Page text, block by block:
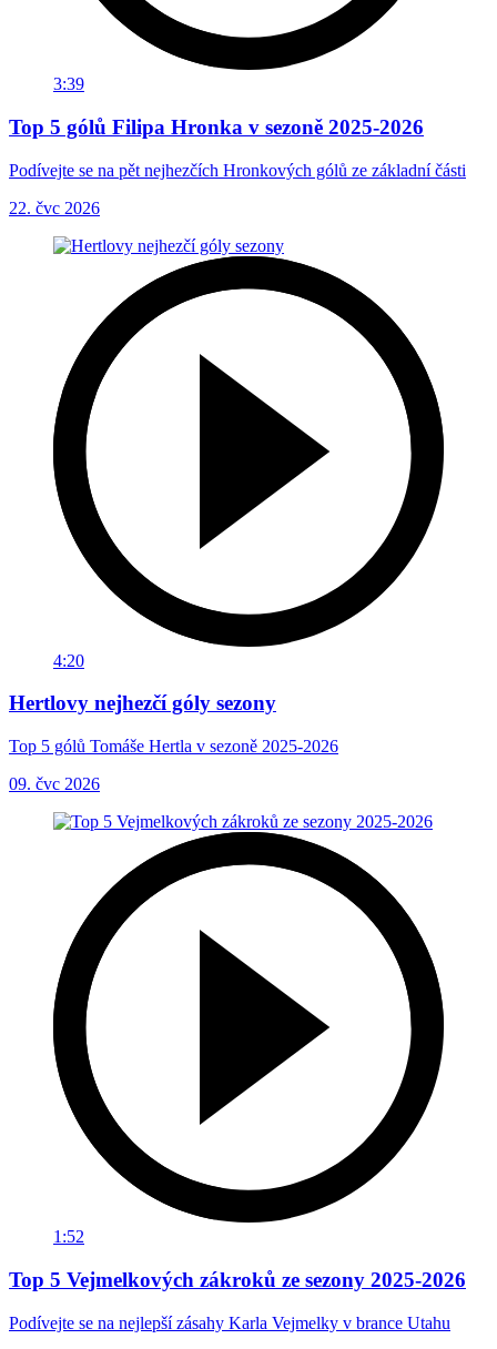
3:39
Top 5 gólů Filipa Hronka v sezoně 2025-2026
Podívejte se na pět nejhezčích Hronkových gólů ze základní části
22. čvc 2026
4:20
Hertlovy nejhezčí góly sezony
Top 5 gólů Tomáše Hertla v sezoně 2025-2026
09. čvc 2026
1:52
Top 5 Vejmelkových zákroků ze sezony 2025-2026
Podívejte se na nejlepší zásahy Karla Vejmelky v brance Utahu